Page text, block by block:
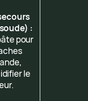
:
pour
le